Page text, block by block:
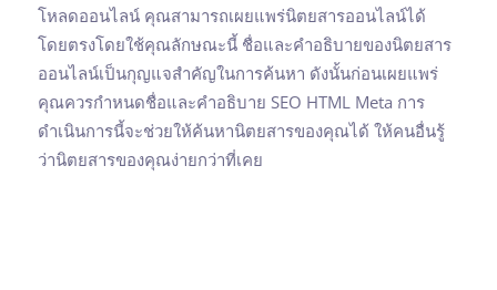
โหลดออนไลน์ คุณสามารถเผยแพร่นิตยสารออนไลน์ได้
โดยตรงโดยใช้คุณลักษณะนี้ ชื่อและคำอธิบายของนิตยสาร
ออนไลน์เป็นกุญแจสำคัญในการค้นหา ดังนั้นก่อนเผยแพร่
คุณควรกำหนดชื่อและคำอธิบาย SEO HTML Meta การ
ดำเนินการนี้จะช่วยให้ค้นหานิตยสารของคุณได้ ให้คนอื่นรู้
ว่านิตยสารของคุณง่ายกว่าที่เคย